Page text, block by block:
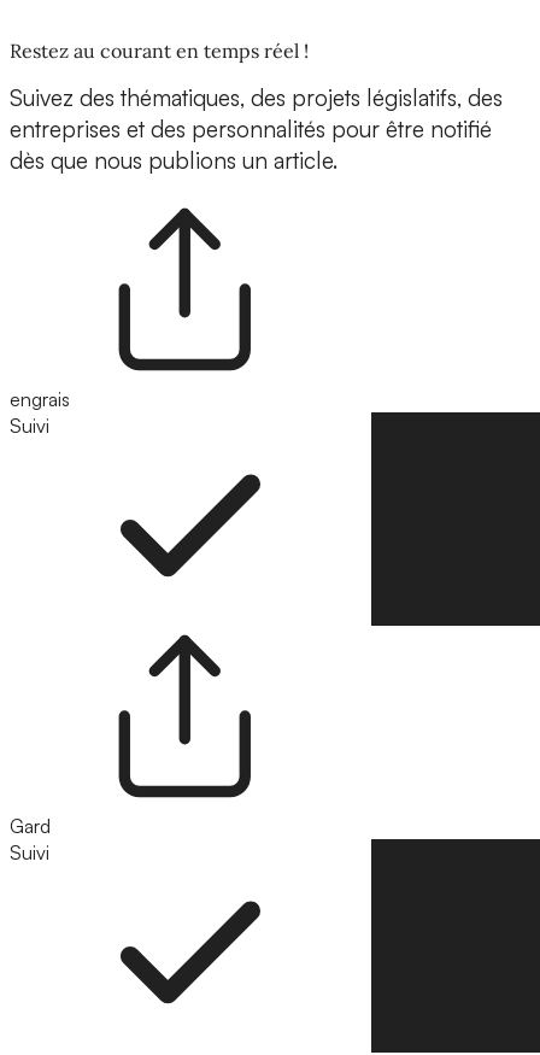
Restez au courant en temps réel !
Suivez des thématiques, des projets législatifs, des
entreprises et des personnalités pour être notifié
dès que nous publions un article.
engrais
Suivi
Gard
Suivi